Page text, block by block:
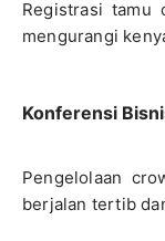
Registrasi tamu
mengurangi
Konferensi
Pengelolaan
berjalan tertib